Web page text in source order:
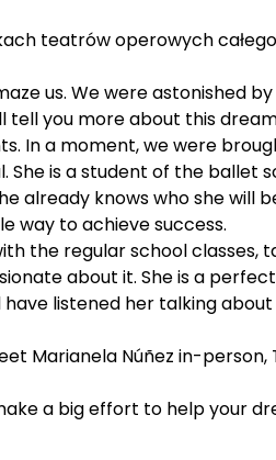
teatrów operowych
us. We were astonished
you more about this
In a moment, we were
is a student of the ballet
already knows who she will
way to achieve success.
the regular school classes,
about it. She is a
listened her talking
Marianela Núñez in-person,
a big effort to help your